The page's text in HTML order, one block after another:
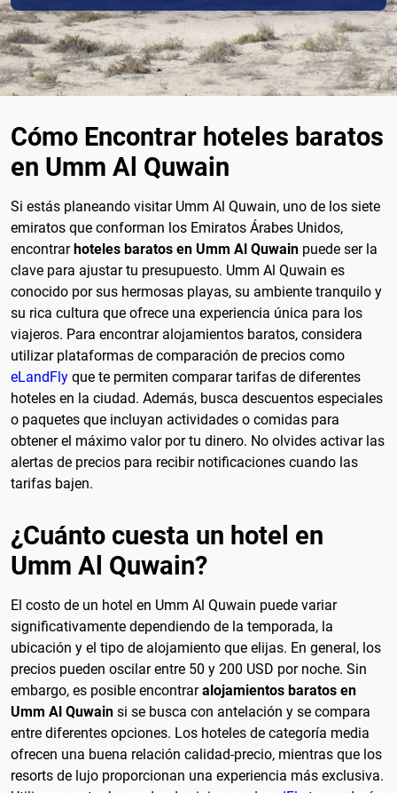
Cómo Encontrar hoteles baratos
en Umm Al Quwain
Si estás planeando visitar Umm Al Quwain, uno de los siete
emiratos que conforman los Emiratos Árabes Unidos,
encontrar hoteles baratos en Umm Al Quwain puede ser la
clave para ajustar tu presupuesto. Umm Al Quwain es
conocido por sus hermosas playas, su ambiente tranquilo y
su rica cultura que ofrece una experiencia única para los
viajeros. Para encontrar alojamientos baratos, considera
utilizar plataformas de comparación de precios como
eLandFly que te permiten comparar tarifas de diferentes
hoteles en la ciudad. Además, busca descuentos especiales
o paquetes que incluyan actividades o comidas para
obtener el máximo valor por tu dinero. No olvides activar las
alertas de precios para recibir notificaciones cuando las
tarifas bajen.
¿Cuánto cuesta un hotel en
Umm Al Quwain?
El costo de un hotel en Umm Al Quwain puede variar
significativamente dependiendo de la temporada, la
ubicación y el tipo de alojamiento que elijas. En general, los
precios pueden oscilar entre 50 y 200 USD por noche. Sin
embargo, es posible encontraralojamientos baratos en
Umm Al Quwain si se busca con antelación y se compara
entre diferentes opciones. Los hoteles de categoría media
ofrecen una buena relación calidad-precio, mientras que los
resorts de lujo proporcionan una experiencia más exclusiva.